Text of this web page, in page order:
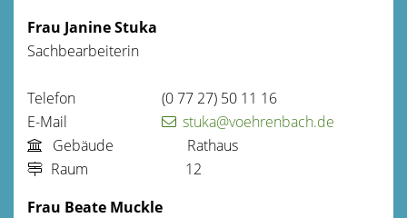
Frau JanineStuka
Sachbearbeiterin
Telefon (077 27) 50 11 16
E-Mail
stuka@voehrenbach.de
Gebäude
Rathaus
Raum
12
Frau Beate Muckle